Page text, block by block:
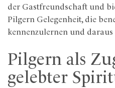
der Gastfreundschaft und
Pilgern Gelegenheit, die
kennenzulernen und
Pilgern als
gelebter